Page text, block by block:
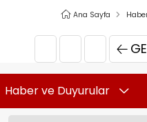
Ana Sayfa
Haber ve Duyurular